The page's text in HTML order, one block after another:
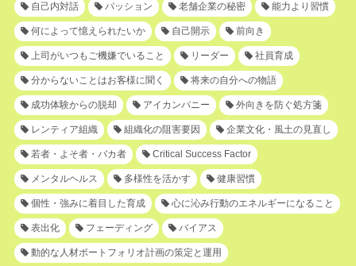
自己内対話 パッション 老舗企業の秘密 能力より習慣
何によって憶えられたいか 自己開示 前向き
上司がいつもご機嫌でいること リーダー 社員育成
分からないことはお客様に聞く 将来の自分への物語
成功体験からの脱却 アイカンパニー 外向きを防ぐ処方箋
レンティア組織 組織化の阻害要因 企業文化・風土の見直し
若者・よそ者・バカ者 Critical Success Factor
メンタルヘルス 多様性を活かす 健康習慣
個性・強みに着目した育成 心に沁み行動のエネルギーになること
表出化 フェーディング バイアス
動的な人材ポートフォリオ計画の策定と運用